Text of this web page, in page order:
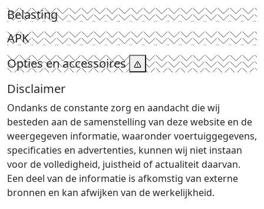
Belasting
APK
Opties en accessoires
Disclaimer
Ondanks de constante zorg en aandacht die wij
besteden aan de samenstelling van deze website en de
weergegeven informatie, waaronder voertuiggegevens,
specificaties en advertenties, kunnen wij niet instaan
voor de volledigheid, juistheid of actualiteit daarvan.
Een deel van de informatie is afkomstig van externe
bronnen en kan afwijken van de werkelijkheid.